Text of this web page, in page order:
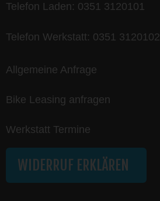
Telefon Laden: 0351 3120101
Telefon Werkstatt: 0351 3120102
Allgemeine Anfrage
Bike Leasing anfragen
Werkstatt Termine
WIDERRUF ERKLÄREN